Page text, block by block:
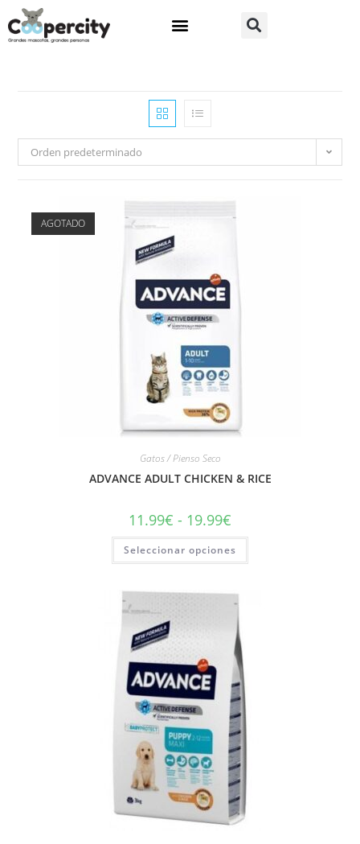
Orden predeterminado
AGOTADO
Gatos / Pienso Seco
ADVANCE ADULT CHICKEN & RICE
11.99€ - 19.99€
Seleccionar opciones